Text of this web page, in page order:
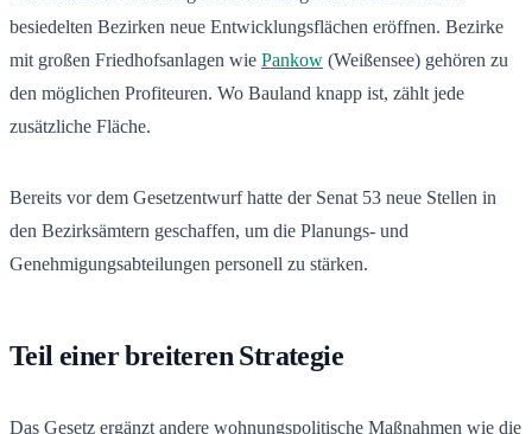
besiedelten Bezirken neue Entwicklungsflächen eröffnen. Bezirke
mit großen Friedhofsanlagen wie Pankow (Weißensee) gehören zu
den möglichen Profiteuren. Wo Bauland knapp ist, zählt jede
zusätzliche Fläche.
Bereits vor dem Gesetzentwurf hatte der Senat 53 neue Stellen in
den Bezirksämtern geschaffen, um die Planungs- und
Genehmigungsabteilungen personell zu stärken.
Teil einer breiteren Strategie
Das Gesetz ergänzt andere wohnungspolitische Maßnahmen wie die